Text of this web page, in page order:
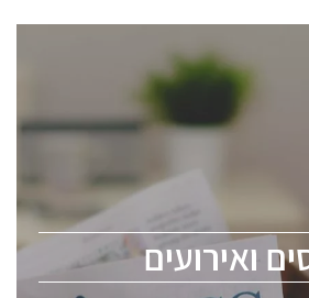
ואירועים
ואירועים
הסמיקונדקטור כולל מהנדסים,
מקצועיים ובכירים.
ChipEx2026 will be held on May